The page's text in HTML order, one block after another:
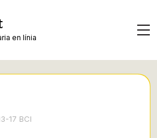
en línia
17 BCI